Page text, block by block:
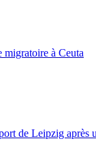
migratoire à Ceuta
de Leipzig après